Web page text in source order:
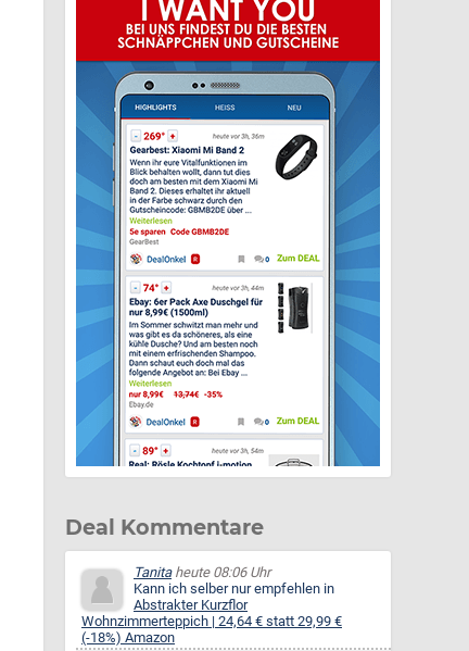
Deal Kommentare
Tanitaheute 08:06 Uhr
Kann ich selber nur empfehlen in
Abstrakter Kurzflor
Wohnzimmerteppich | 24,64 € statt 29,99 €
(-18%) Amazon